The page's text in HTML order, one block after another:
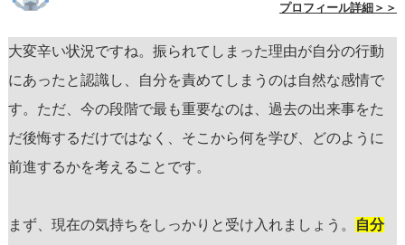
プロフィール詳細＞＞
大変辛い状況ですね。振られてしまった理由が自分の行動
にあったと認識し、自分を責めてしまうのは自然な感情で
す。ただ、今の段階で最も重要なのは、過去の出来事をた
だ後悔するだけではなく、そこから何を学び、どのように
前進するかを考えることです。
まず、現在の気持ちをしっかりと受け入れましょう。
自分